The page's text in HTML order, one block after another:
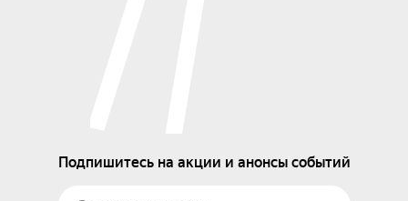
Подпишитесь на акции и анонсы событий